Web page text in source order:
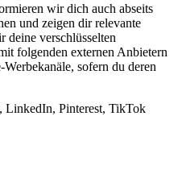
wir dich auch abseits
und zeigen dir relevante
deine verschlüsselten
folgenden externen Anbietern
sofern du deren
LinkedIn, Pinterest, TikTok